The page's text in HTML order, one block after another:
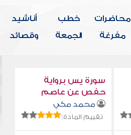
محاضرات
مفرغة
خطب
الجمعة
أناشيد
وقصائد
سورة يس برواية
حفص عن عاصم
محمد مكي
تقييم المادة: